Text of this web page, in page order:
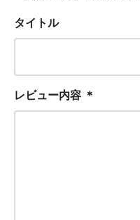
タイトル
レビュー内容 ＊